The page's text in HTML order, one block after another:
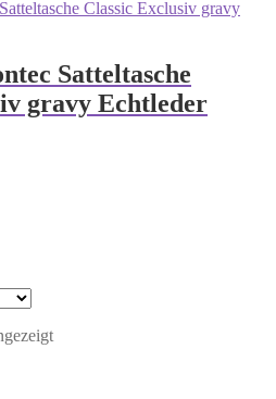
Satteltasche
gravy Echtleder
Nach